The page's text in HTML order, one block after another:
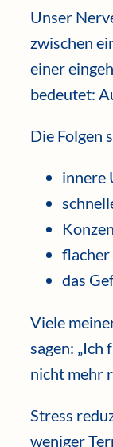
Unser
zwischen
einer
bedeutet:
Die Folgen
innere
flacher
das
Viele
sagen:
nicht mehr
Stress
weniger